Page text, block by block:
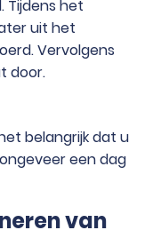
Tijdens het
uit het
Vervolgens
door.
belangrijk dat u
een dag
van